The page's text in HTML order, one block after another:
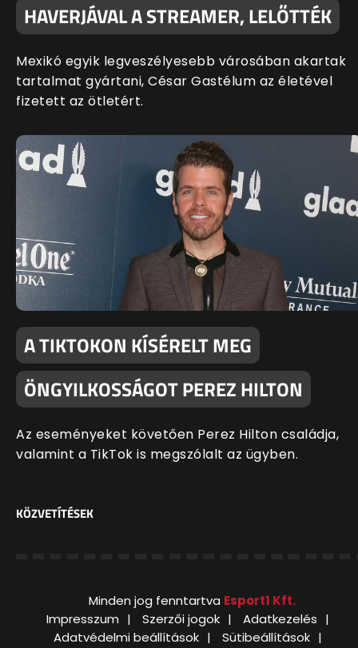
HAVERJÁVAL A STREAMER, LELŐTTÉK
Mexikó egyik legveszélyesebb városában akartak
tartalmat gyártani, César Gastélum az életével
fizetett az ötletért.
A TIKTOKON KÍSÉRELT MEG
ÖNGYILKOSSÁGOT PEREZ HILTON
Az eseményeket követően Perez Hilton családja,
valamint a TikTok is megszólalt az ügyben.
KÖZVETÍTÉSEK
Minden jog fenntartva Esport1 Kft.
Impresszum
Szerzői jogok
Adatkezelés
Adatvédelmi beállítások
Sütibeállítások